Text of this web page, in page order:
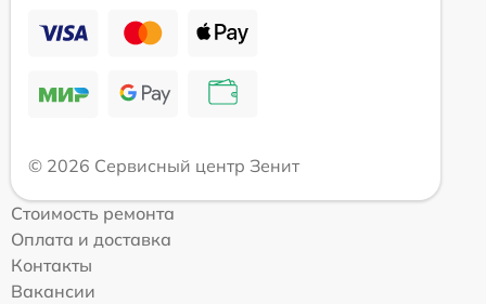
© 2026 Сервисный центр Зенит
Стоимость ремонта
Оплата и доставка
Контакты
Вакансии